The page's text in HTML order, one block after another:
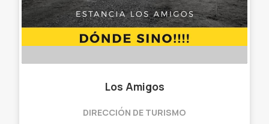
Los Amigos
DIRECCIÓN DE TURISMO